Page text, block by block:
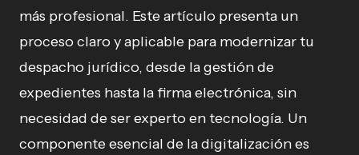
más profesional. Este artículo presenta un
proceso claro y aplicable para modernizar tu
despacho jurídico, desde la gestión de
expedientes hasta la firma electrónica, sin
necesidad de ser experto en tecnología. Un
componente esencial de la digitalización es